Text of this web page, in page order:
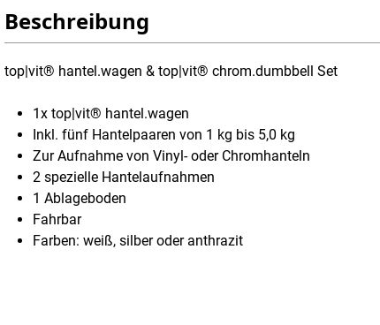
Beschreibung
top|vit® hantel.wagen & top|vit® chrom.dumbbell Set
1x top|vit® hantel.wagen
Inkl. fünf Hantelpaaren von 1 kg bis 5,0 kg
Zur Aufnahme von Vinyl- oder Chromhanteln
2 spezielle Hantelaufnahmen
1 Ablageboden
Fahrbar
Farben: weiß, silber oder anthrazit